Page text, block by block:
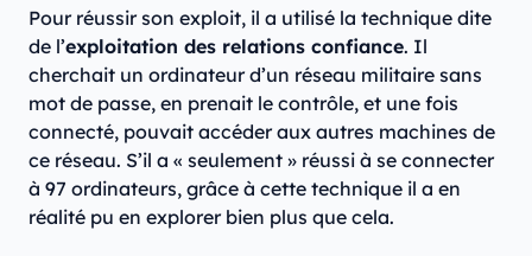
Pour réussir son exploit, il a utilisé la technique dite
de l’exploitation des relations confiance. Il
cherchait un ordinateur d’un réseau militaire sans
mot de passe, en prenait le contrôle, et une fois
connecté, pouvait accéder aux autres machines de
ce réseau. S’il a « seulement » réussi à se connecter
à 97 ordinateurs, grâce à cette technique il a en
réalité pu en explorer bien plus que cela.